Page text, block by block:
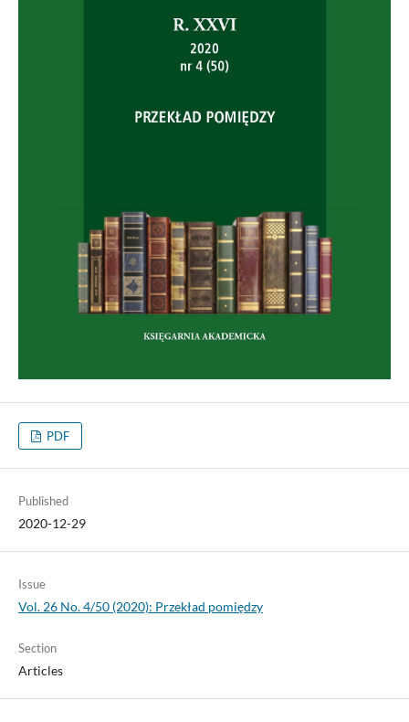
PDF
Published
2020-12-29
Issue
Vol. 26 No. 4/50 (2020): Przekład pomiędzy
Section
Articles